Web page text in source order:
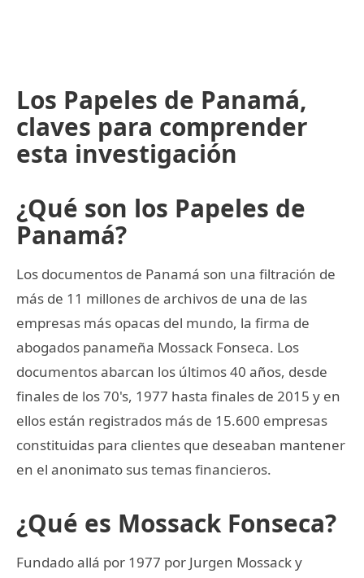
Los Papeles de Panamá,
claves para comprender
esta investigación
¿Qué son los Papeles de
Panamá?
Los documentos de Panamá son una filtración de
más de 11 millones de archivos de una de las
empresas más opacas del mundo, la firma de
abogados panameña Mossack Fonseca. Los
documentos abarcan los últimos 40 años, desde
finales de los 70's, 1977 hasta finales de 2015 y en
ellos están registrados más de 15.600 empresas
constituidas para clientes que deseaban mantener
en el anonimato sus temas financieros.
¿Qué es Mossack Fonseca?
Fundado allá por 1977 por Jurgen Mossack y